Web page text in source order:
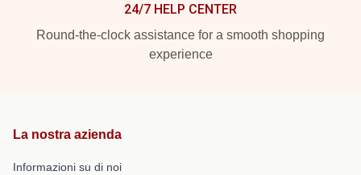
24/7 HELP CENTER
Round-the-clock assistance for a smooth shopping
experience
La nostra azienda
Informazioni su di noi